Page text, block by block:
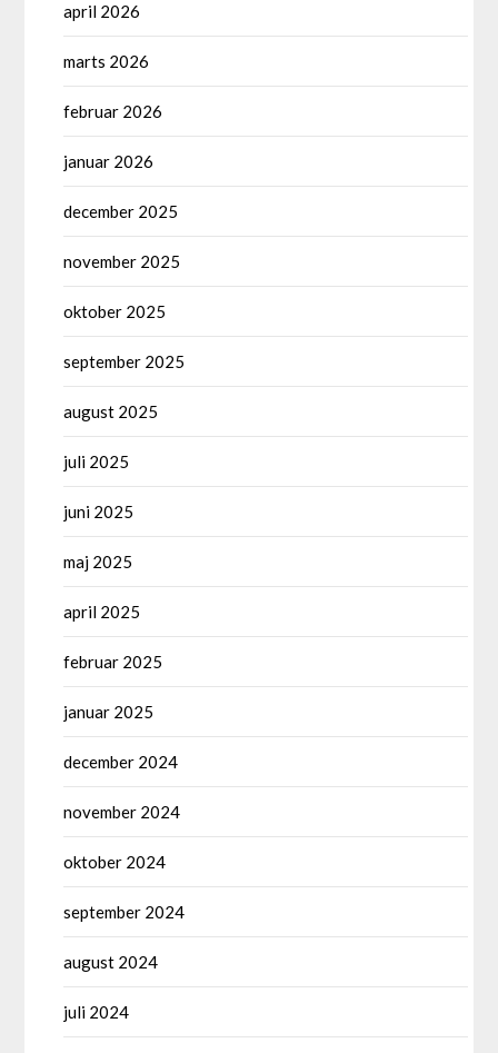
april 2026
marts 2026
februar 2026
januar 2026
december 2025
november 2025
oktober 2025
september 2025
august 2025
juli 2025
juni 2025
maj 2025
april 2025
februar 2025
januar 2025
december 2024
november 2024
oktober 2024
september 2024
august 2024
juli 2024